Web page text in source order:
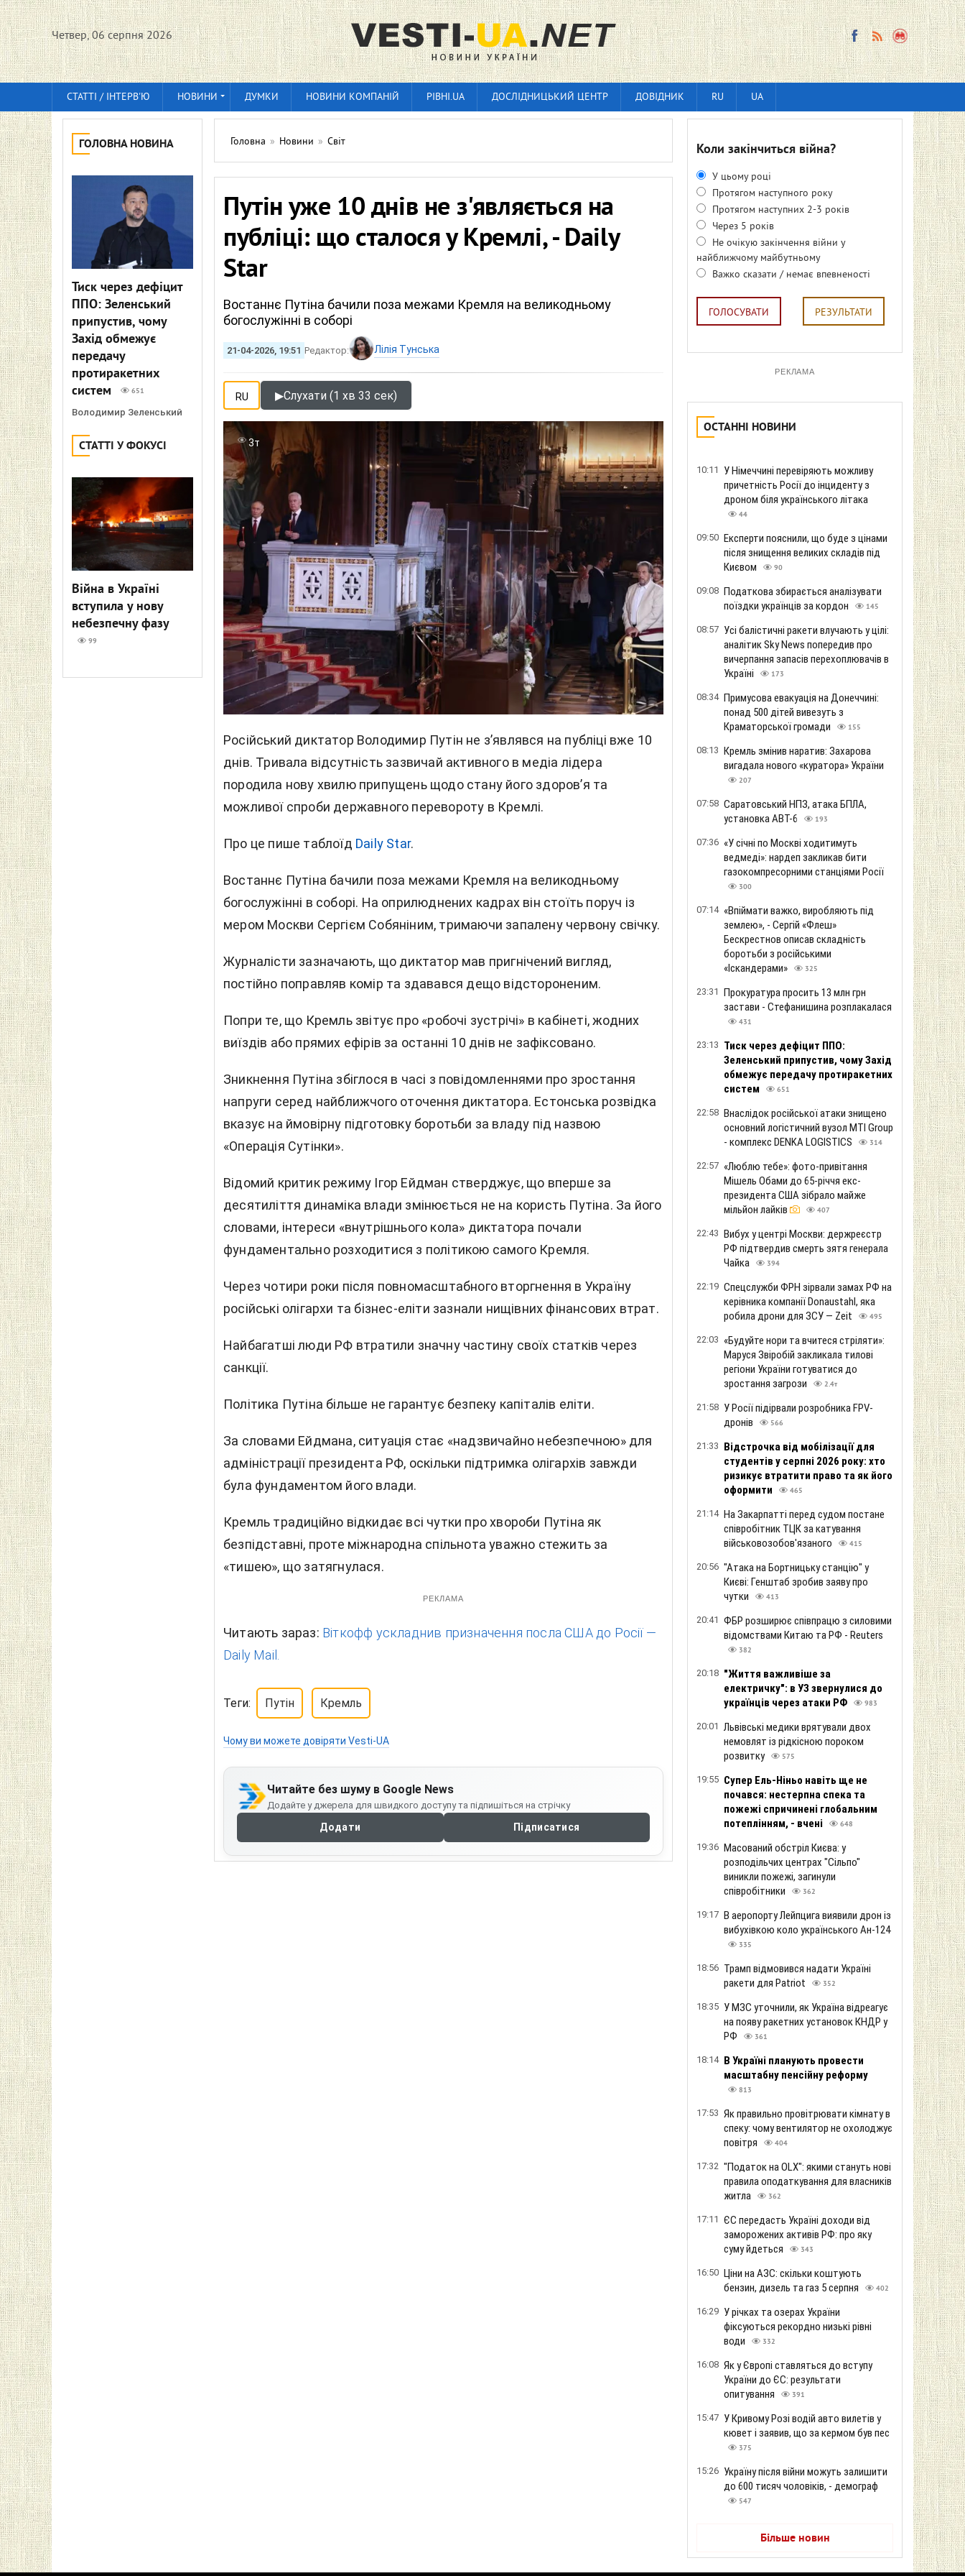
Четвер, 06 серпня 2026
СТАТТІ / ІНТЕРВ'Ю НОВИНИ ДУМКИ НОВИНИ КОМПАНІЙ РІВНІ.UA ДОСЛІДНИЦЬКИЙ ЦЕНТР ДОВІДНИК RU UA
ГОЛОВНА НОВИНА
Тиск через дефіцит
ППО: Зеленський
припустив, чому
Захід обмежує
передачу
протиракетних
систем
651
Володимир Зеленський
СТАТТІ У ФОКУСІ
Війна в Україні
вступила у нову
небезпечну фазу
99
Головна » Новини » Світ
Путін уже 10 днів не з'являється на
публіці: що сталося у Кремлі, - Daily
Star
Востаннє Путіна бачили поза межами Кремля на великодньому
богослужінні в соборі
21-04-2026, 19:51 Редактор: Лілія Тунська
RU ▶Слухати (1 хв 33 сек)
3т
Російський диктатор Володимир Путін не з’являвся на публіці вже 10
днів. Тривала відсутність зазвичай активного в медіа лідера
породила нову хвилю припущень щодо стану його здоров’я та
можливої спроби державного перевороту в Кремлі.
Про це пише таблоїд Daily Star.
Востаннє Путіна бачили поза межами Кремля на великодньому
богослужінні в соборі. На оприлюднених кадрах він стоїть поруч із
мером Москви Сергієм Собяніним, тримаючи запалену червону свічку.
Журналісти зазначають, що диктатор мав пригнічений вигляд,
постійно поправляв комір та здавався дещо відстороненим.
Попри те, що Кремль звітує про «робочі зустрічі» в кабінеті, жодних
виїздів або прямих ефірів за останні 10 днів не зафіксовано.
Зникнення Путіна збіглося в часі з повідомленнями про зростання
напруги серед найближчого оточення диктатора. Естонська розвідка
вказує на ймовірну підготовку боротьби за владу під назвою
«Операція Сутінки».
Відомий критик режиму Ігор Ейдман стверджує, що вперше за
десятиліття динаміка влади змінюється не на користь Путіна. За його
словами, інтереси «внутрішнього кола» диктатора почали
фундаментально розходитися з політикою самого Кремля.
Через чотири роки після повномасштабного вторгнення в Україну
російські олігархи та бізнес-еліти зазнали нищівних фінансових втрат.
Найбагатші люди РФ втратили значну частину своїх статків через
санкції.
Політика Путіна більше не гарантує безпеку капіталів еліти.
За словами Ейдмана, ситуація стає «надзвичайно небезпечною» для
адміністрації президента РФ, оскільки підтримка олігархів завжди
була фундаментом його влади.
Кремль традиційно відкидає всі чутки про хвороби Путіна як
безпідставні, проте міжнародна спільнота уважно стежить за
«тишею», що затягнулася.
РЕКЛАМА
Читають зараз: Віткофф ускладнив призначення посла США до Росії —
Daily Mail.
Теги: Путін Кремль
Чому ви можете довіряти Vesti-UA
Читайте без шуму в Google News
Додайте у джерела для швидкого доступу та підпишіться на стрічку
Додати Підписатися
Коли закінчиться війна?
У цьому році
Протягом наступного року
Протягом наступних 2-3 років
Через 5 років
Не очікую закінчення війни у
найближчому майбутньому
Важко сказати / немає впевненості
ГОЛОСУВАТИ РЕЗУЛЬТАТИ
РЕКЛАМА
ОСТАННІ НОВИНИ
10:11
У Німеччині перевіряють можливу
причетність Росії до інциденту з
дроном біля українського літака
44
09:50 Експерти пояснили, що буде з цінами
після знищення великих складів під
Києвом
90
09:08 Податкова збирається аналізувати
поїздки українців за кордон
145
08:57 Усі балістичні ракети влучають у цілі:
аналітик Sky News попередив про
вичерпання запасів перехоплювачів в
Україні
173
08:34 Примусова евакуація на Донеччині:
понад 500 дітей вивезуть з
Краматорської громади
155
08:13 Кремль змінив наратив: Захарова
вигадала нового «куратора» України
207
07:58 Саратовський НПЗ, атака БПЛА,
установка АВТ-6
193
07:36 «У січні по Москві ходитимуть
ведмеді»: нардеп закликав бити
газокомпресорними станціями Росії
300
07:14 «Впіймати важко, виробляють під
землею», - Сергій «Флеш»
Бескрестнов описав складність
боротьби з російськими
«Іскандерами»
325
23:31 Прокуратура просить 13 млн грн
застави - Стефанишина розплакалася
431
23:13 Тиск через дефіцит ППО:
Зеленський припустив, чому Захід
обмежує передачу протиракетних
систем
651
22:58 Внаслідок російської атаки знищено
основний логістичний вузол MTI Group
- комплекс DENKA LOGISTICS
314
22:57 «Люблю тебе»: фото-привітання
Мішель Обами до 65-річчя екс-
президента США зібрало майже
мільйон лайків
407
22:43 Вибух у центрі Москви: держреєстр
РФ підтвердив смерть зятя генерала
Чайка
394
22:19 Спецслужби ФРН зірвали замах РФ на
керівника компанії Donaustahl, яка
робила дрони для ЗСУ — Zeit
495
22:03 «Будуйте нори та вчитеся стріляти»:
Маруся Звіробій закликала тилові
регіони України готуватися до
зростання загрози
2.4т
21:58 У Росії підірвали розробника FPV-
дронів
566
21:33 Відстрочка від мобілізації для
студентів у серпні 2026 року: хто
ризикує втратити право та як його
оформити
465
21:14 На Закарпатті перед судом постане
співробітник ТЦК за катування
військовозобов'язаного
415
20:56 "Атака на Бортницьку станцію" у
Києві: Генштаб зробив заяву про
чутки
413
20:41 ФБР розширює співпрацю з силовими
відомствами Китаю та РФ - Reuters
382
20:18 "Життя важливіше за
електричку": в УЗ звернулися до
українців через атаки РФ
983
20:01 Львівські медики врятували двох
немовлят із рідкісною пороком
розвитку
575
19:55 Супер Ель-Ніньо навіть ще не
почався: нестерпна спека та
пожежі спричинені глобальним
потеплінням, - вчені
648
19:36 Масований обстріл Києва: у
розподільчих центрах "Сільпо"
виникли пожежі, загинули
співробітники
362
19:17 В аеропорту Лейпцига виявили дрон із
вибухівкою коло українського Ан-124
335
18:56 Трамп відмовився надати Україні
ракети для Patriot
352
18:35 У МЗС уточнили, як Україна відреагує
на появу ракетних установок КНДР у
РФ
361
18:14 В Україні планують провести
масштабну пенсійну реформу
813
17:53 Як правильно провітрювати кімнату в
спеку: чому вентилятор не охолоджує
повітря
404
17:32 "Податок на OLX": якими стануть нові
правила оподаткування для власників
житла
362
17:11 ЄС передасть Україні доходи від
заморожених активів РФ: про яку
суму йдеться
343
16:50 Ціни на АЗС: скільки коштують
бензин, дизель та газ 5 серпня
402
16:29 У річках та озерах України
фіксуються рекордно низькі рівні
води
332
16:08 Як у Європі ставляться до вступу
України до ЄС: результати
опитування
391
15:47 У Кривому Розі водій авто вилетів у
кювет і заявив, що за кермом був пес
375
15:26 Україну після війни можуть залишити
до 600 тисяч чоловіків, - демограф
547
Більше новин